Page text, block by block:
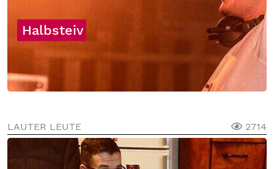
Halbsteiv
LAUTER LEUTE 2714